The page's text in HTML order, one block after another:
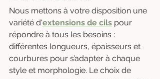
Nous mettons à votre disposition une
variété d'extensions de cils pour
répondre à tous les besoins :
différentes longueurs, épaisseurs et
courbures pour s’adapter à chaque
style et morphologie. Le choix de